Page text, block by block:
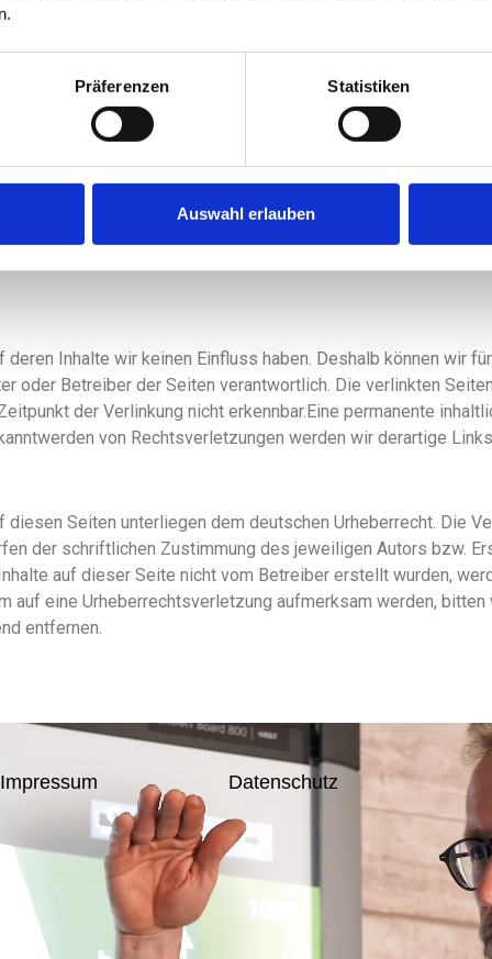
Präferenzen Statistiken
Auswahl erlauben
(OS) bereit:https://ec.europa.eu/consumers/
nicht bereit oder verpflichtet, an Streitbeilegungsverfahren
auf diesen Seiten nach den allgemeinen Gesetzen
von Informationen nach den allgemeinen Gesetzen
möglich. Bei Bekanntwerden von entsprechenden
Inhalte wir keinen Einfluss haben. Deshalb können wir
Betreiber der Seiten verantwortlich. Die verlinkten
der Verlinkung nicht erkennbar.Eine permanente
von Rechtsverletzungen werden wir derartige
Seiten unterliegen dem deutschen Urheberrecht. Die
der schriftlichen Zustimmung des jeweiligen Autors bzw.
auf dieser Seite nicht vom Betreiber erstellt wurden,
eine Urheberrechtsverletzung aufmerksam werden,
entfernen.
Impressum Datenschutz